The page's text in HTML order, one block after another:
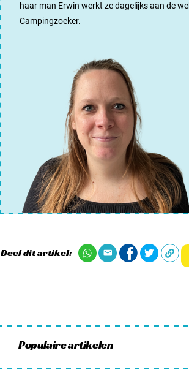
haar man Erwin werkt ze dagelijks aan de
Campingzoeker.
Deel dit artikel:
Populaire artikelen